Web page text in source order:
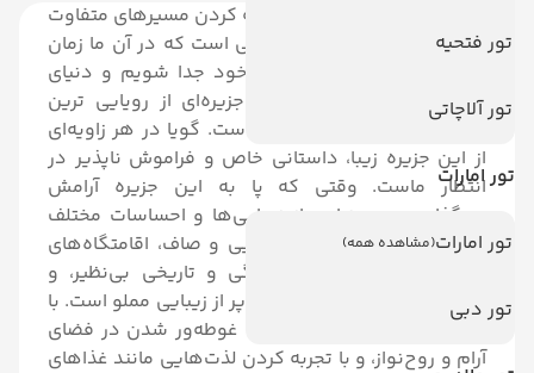
تور فتحیه
تور آلاچاتی
تور امارات
تور امارات(مشاهده همه)
تور دبی
نوروز بهترین فرصت برای تجربه کردن مسیرهای متفاوت
و جذاب است. فرصتی استثنایی است که در آن ما زمان
بیش تری داریم تا از روزمره خود جدا شویم و دنیای
جدیدی را تجربه کنیم. بالی، جزیره‌ای از رویایی ترین
مقصدها برای تعطیلات نوروز است. گویا در هر زاویه‌ای
از این جزیره زیبا، داستانی خاص و فراموش‌ ناپذیر در
انتظار ماست. وقتی که پا به این جزیره آرامش
می‌گذاریم، به دنیایی از زیبایی‌ها و احساسات مختلف
فرو می‌رویم. ساحل ‌های طلایی و صاف، اقامتگاه‌های
لوکس و مدرن، تنوع فرهنگی و تاریخی بی‌نظیر، و
طبیعتی که با اسرار و رمزهایی پر از زیبایی مملو است. با
پیمودن خیابان‌های پرانرژی، با غوطه‌ور شدن در فضای
آرام و روح‌نواز، و با تجربه کردن لذت‌هایی مانند غذاهای